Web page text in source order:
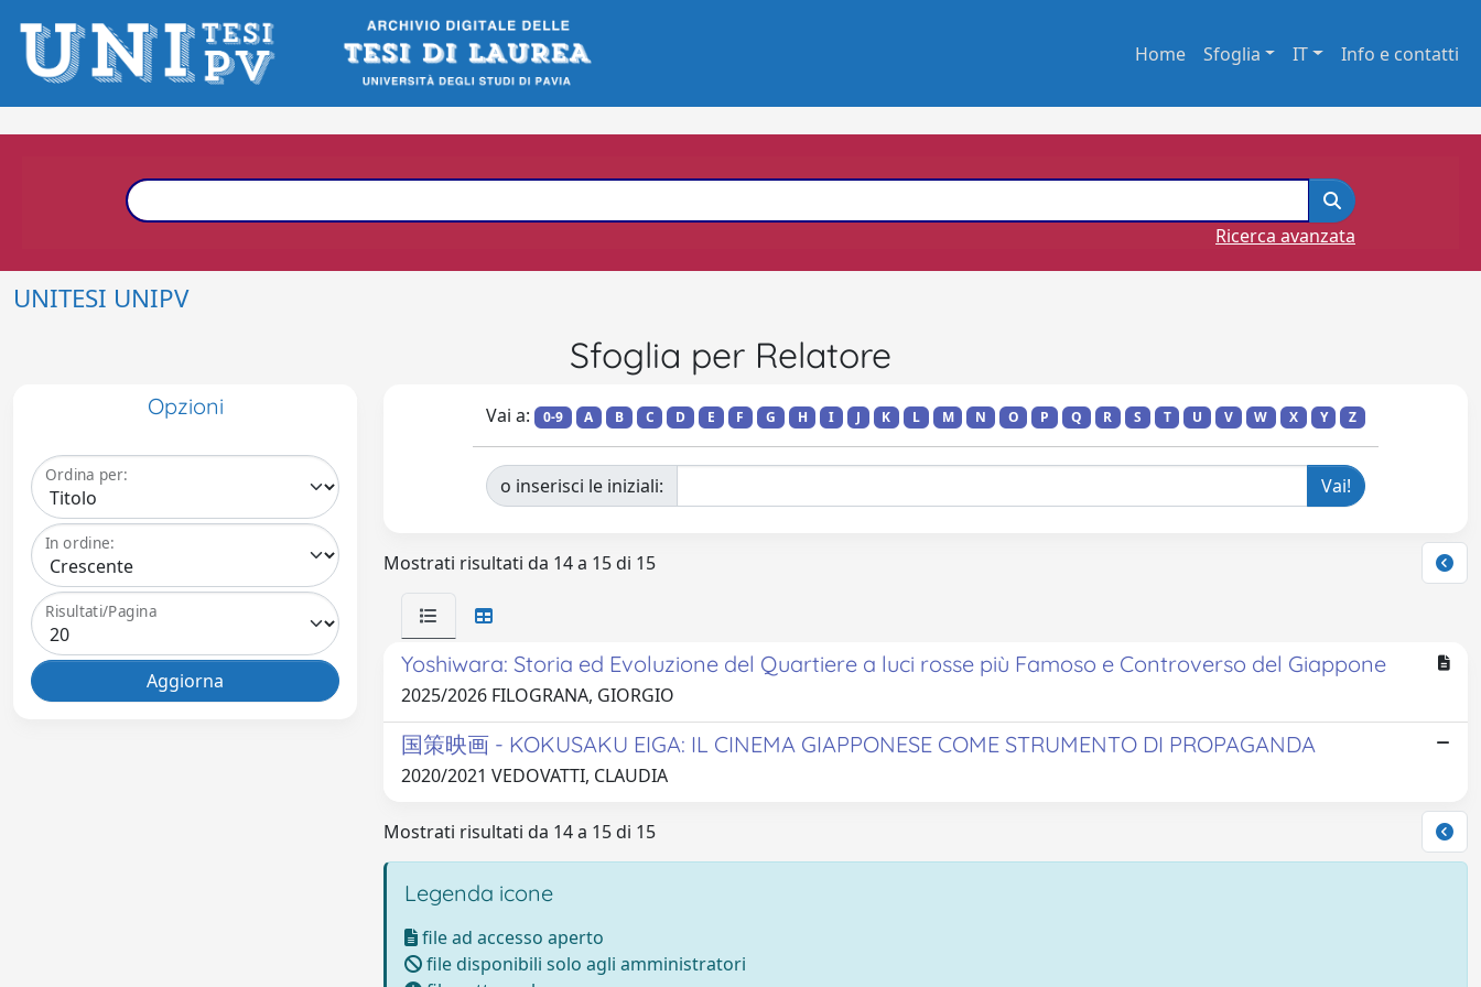
Home Sfoglia IT Info e contatti
Ricerca avanzata
UNITESI UNIPV
Sfoglia per Relatore
Opzioni
Ordina per:
In ordine:
Risultati/Pagina
Vai a: 0-9 A B C D E F G H I J K L M N O P Q R S T U V W X Y Z
o inserisci le iniziali:
Mostrati risultati da 14 a 15 di 15
Yoshiwara: Storia ed Evoluzione del Quartiere a luci rosse più Famoso e Controverso del Giappone
2025/2026 FILOGRANA, GIORGIO
国策映画 - KOKUSAKU EIGA: IL CINEMA GIAPPONESE COME STRUMENTO DI PROPAGANDA
2020/2021 VEDOVATTI, CLAUDIA
Mostrati risultati da 14 a 15 di 15
Legenda icone
file ad accesso aperto
file disponibili solo agli amministratori